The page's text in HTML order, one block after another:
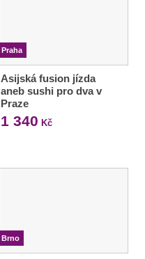
Praha
Asijská fusion jízda
aneb sushi pro dva v
Praze
1 340 Kč
Brno